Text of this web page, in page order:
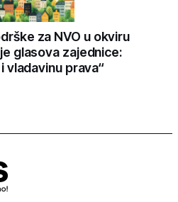
za NVO u okviru
glasova zajednice:
vladavinu prava“